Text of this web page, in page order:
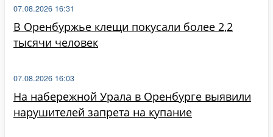
В Оренбуржье клещи покусали более 2,2
тысячи человек
07.08.2026 16:31
На набережной Урала в Оренбурге выявили
нарушителей запрета на купание
07.08.2026 16:03